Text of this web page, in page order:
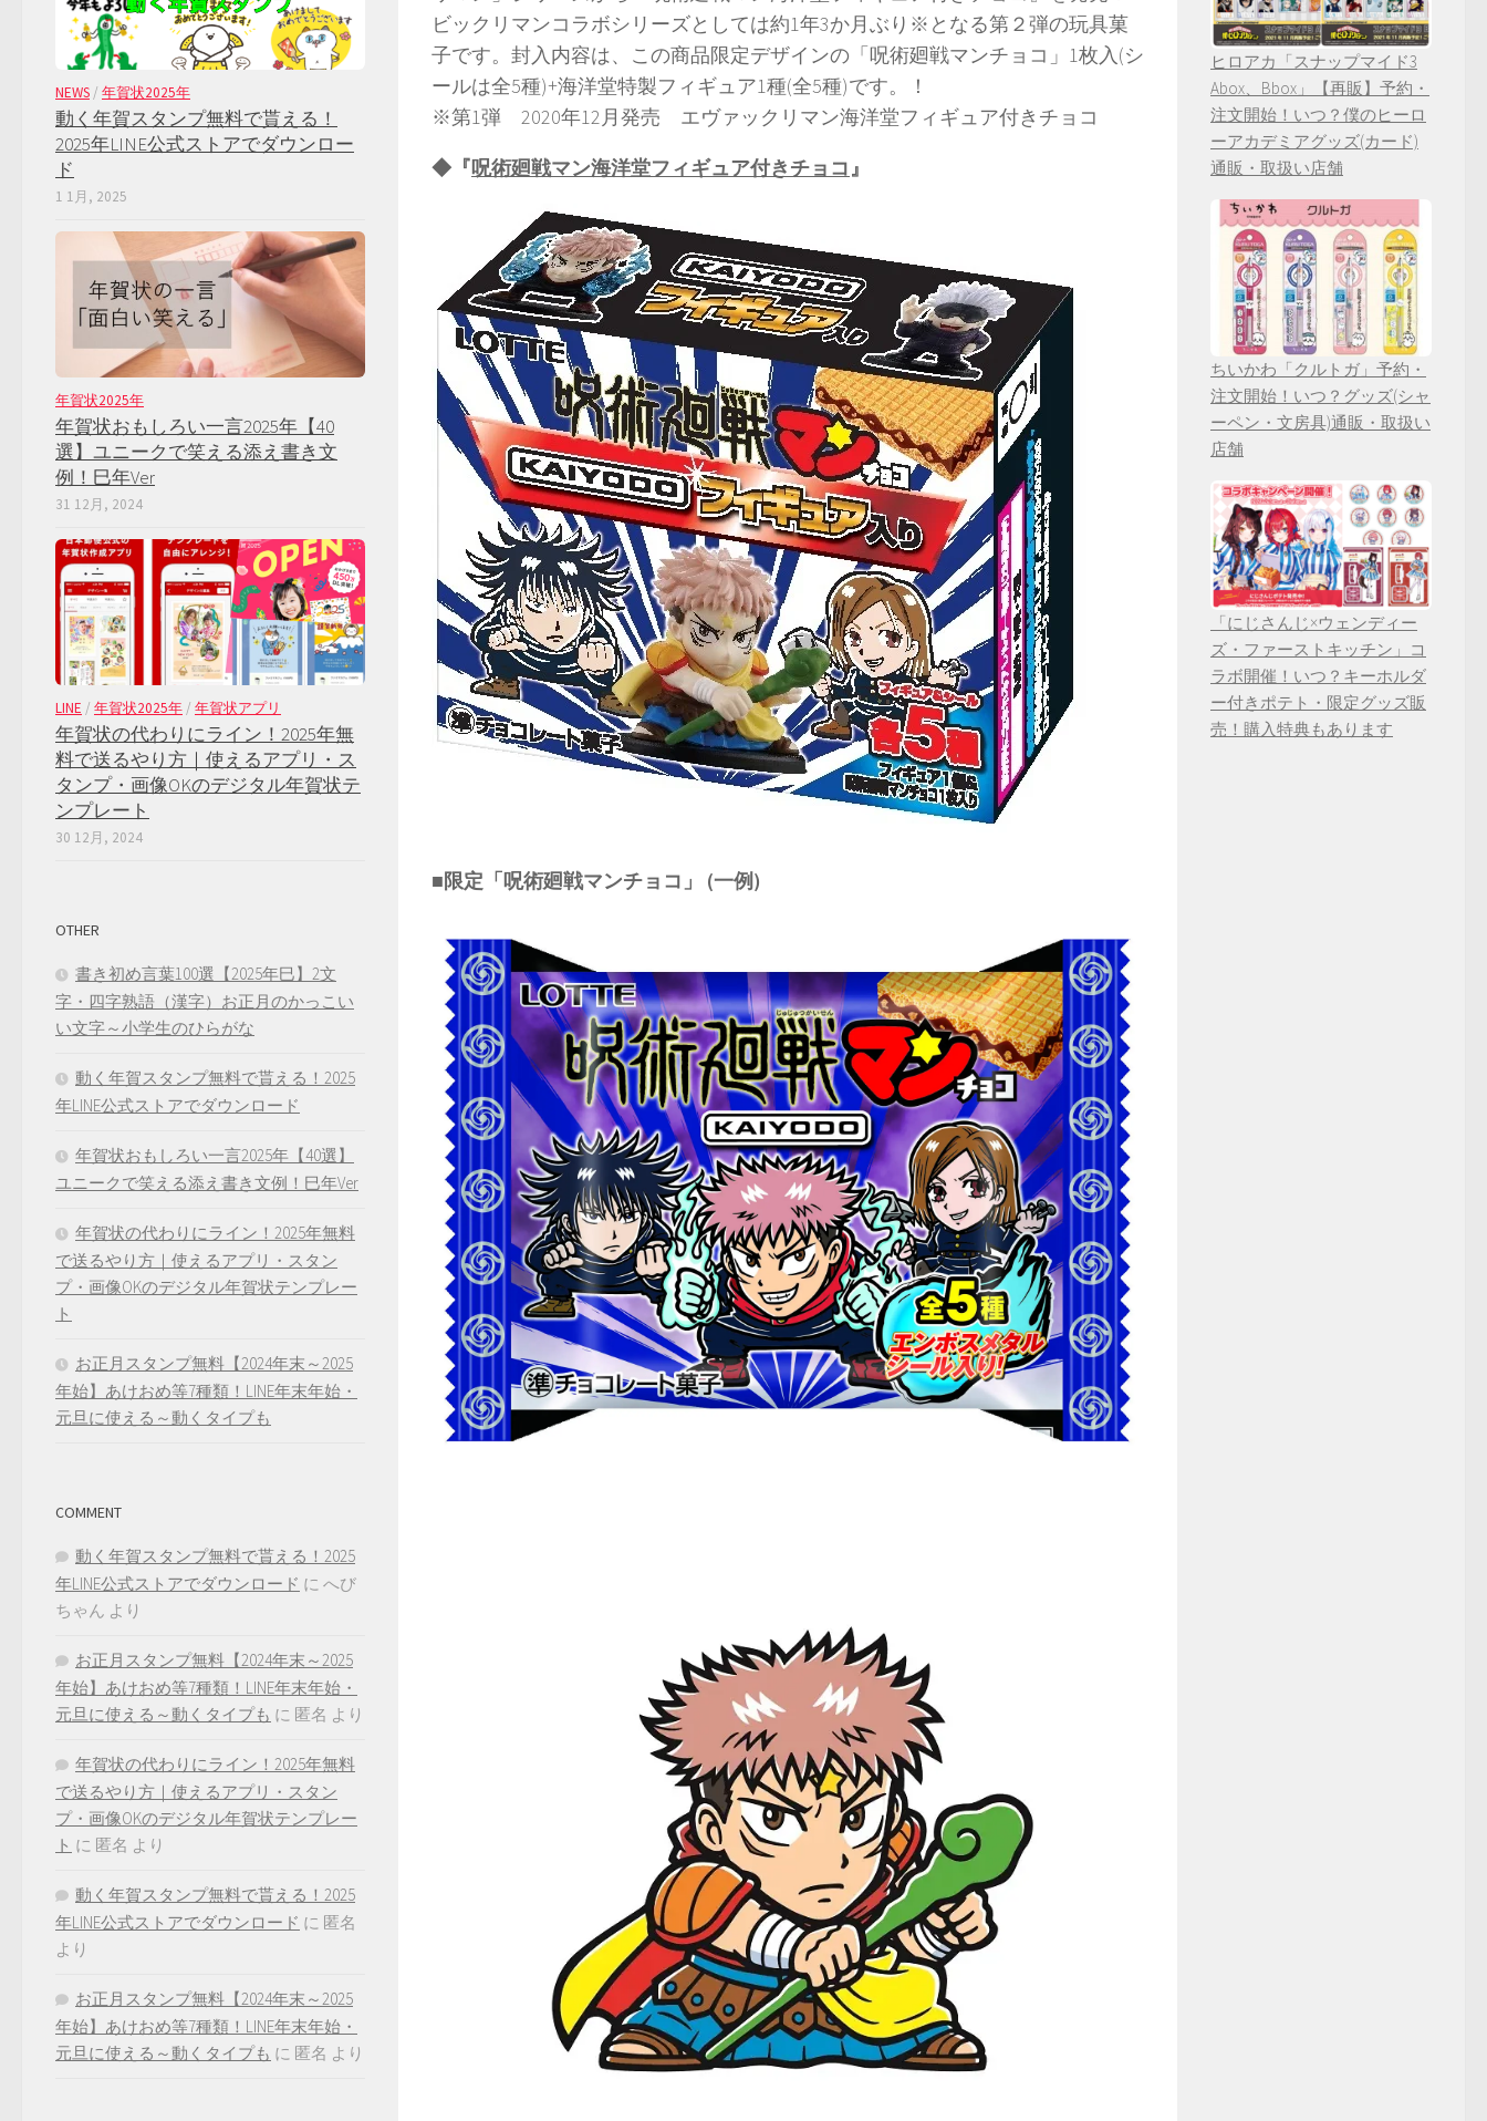
ビックリマンコラボシリーズとしては約1年3か月ぶり※となる第２弾の玩具菓
子です。封入内容は、この商品限定デザインの「呪術廻戦マンチョコ」1枚入(シ
ールは全5種)+海洋堂特製フィギュア1種(全5種)です。！
※第1弾 2020年12月発売 エヴァックリマン海洋堂フィギュア付きチョコ
◆『呪術廻戦マン海洋堂フィギュア付きチョコ』
■限定「呪術廻戦マンチョコ」 (一例)
NEWS / 年賀状2025年
動く年賀スタンプ無料で貰える！
2025年LINE公式ストアでダウンロー
ド
1 1月, 2025
年賀状2025年
年賀状おもしろい一言2025年【40
選】ユニークで笑える添え書き文
例！巳年Ver
31 12月, 2024
LINE / 年賀状2025年 / 年賀状アプリ
年賀状の代わりにライン！2025年無
料で送るやり方｜使えるアプリ・ス
タンプ・画像OKのデジタル年賀状テ
ンプレート
30 12月, 2024
OTHER
書き初め言葉100選【2025年巳】2文
字・四字熟語（漢字）お正月のかっこい
い文字～小学生のひらがな
動く年賀スタンプ無料で貰える！2025
年LINE公式ストアでダウンロード
年賀状おもしろい一言2025年【40選】
ユニークで笑える添え書き文例！巳年Ver
年賀状の代わりにライン！2025年無料
で送るやり方｜使えるアプリ・スタン
プ・画像OKのデジタル年賀状テンプレー
ト
お正月スタンプ無料【2024年末～2025
年始】あけおめ等7種類！LINE年末年始・
元旦に使える～動くタイプも
COMMENT
動く年賀スタンプ無料で貰える！2025
年LINE公式ストアでダウンロード に へび
ちゃん より
お正月スタンプ無料【2024年末～2025
年始】あけおめ等7種類！LINE年末年始・
元旦に使える～動くタイプも に 匿名 より
年賀状の代わりにライン！2025年無料
で送るやり方｜使えるアプリ・スタン
プ・画像OKのデジタル年賀状テンプレー
ト に 匿名 より
動く年賀スタンプ無料で貰える！2025
年LINE公式ストアでダウンロード に 匿名
より
お正月スタンプ無料【2024年末～2025
年始】あけおめ等7種類！LINE年末年始・
元旦に使える～動くタイプも に 匿名 より
ヒロアカ「スナップマイド3
Abox、Bbox」【再販】予約・
注文開始！いつ？僕のヒーロ
ーアカデミアグッズ(カード)
通販・取扱い店舗
ちいかわ「クルトガ」予約・
注文開始！いつ？グッズ(シャ
ーペン・文房具)通販・取扱い
店舗
「にじさんじ×ウェンディー
ズ・ファーストキッチン」コ
ラボ開催！いつ？キーホルダ
ー付きポテト・限定グッズ販
売！購入特典もあります